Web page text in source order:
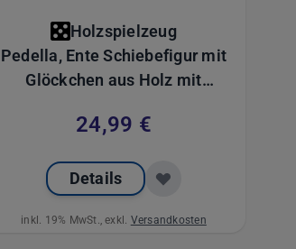
Holzspielzeug
Pedella, Ente Schiebefigur mit
Glöckchen aus Holz mit
24,99 €
inkl. 19% MwSt., exkl. Versandkosten
Details